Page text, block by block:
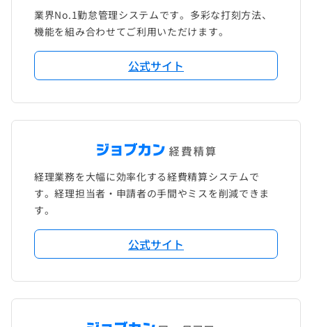
業界No.1勤怠管理システムです。多彩な打刻方法、
機能を組み合わせてご利用いただけます。
公式サイト
経理業務を大幅に効率化する経費精算システムで
す。経理担当者・申請者の手間やミスを削減できま
す。
公式サイト